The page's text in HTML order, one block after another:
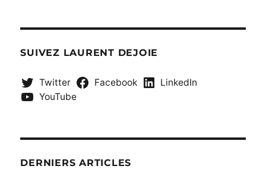
SUIVEZ LAURENT DEJOIE
Twitter Facebook
LinkedIn
YouTube
DERNIERS ARTICLES